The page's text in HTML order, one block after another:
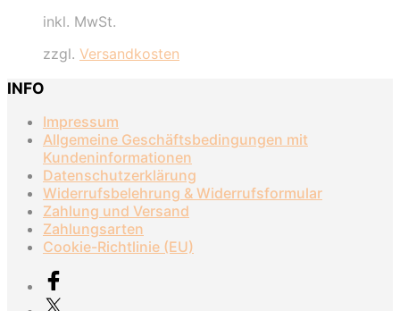
inkl. MwSt.
zzgl. Versandkosten
INFO
Impressum
Allgemeine Geschäftsbedingungen mit
Kundeninformationen
Datenschutzerklärung
Widerrufsbelehrung & Widerrufsformular
Zahlung und Versand
Zahlungsarten
Cookie-Richtlinie (EU)